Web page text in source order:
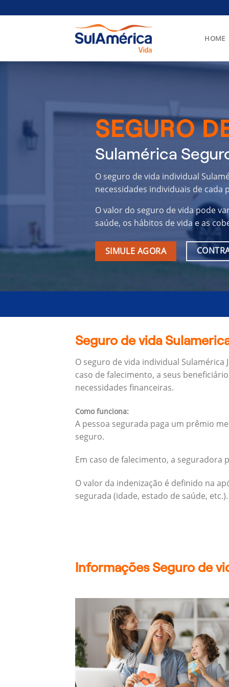
to
HOME
SEGURO
Sulamérica
O seguro de vida individual
necessidades individuais de cada
O valor do seguro de vida pode
saúde, os hábitos de vida e as
SIMULE AGORA
Seguro de vida
O seguro de vida individual
caso de falecimento, a seus
necessidades financeiras.
Como funciona:
A pessoa segurada paga um prêmio
seguro.
Em caso de falecimento, a seguradora
O valor da indenização é definido na
segurada (idade, estado de saúde, etc.).
Informações Seguro de